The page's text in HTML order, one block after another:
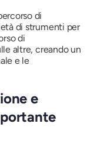
di
di strumenti per
di
altre, creando un
e le
e